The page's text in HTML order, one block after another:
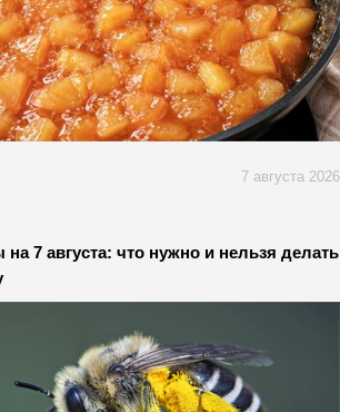
7 августа 2026
7 августа: что нужно и нельзя делать